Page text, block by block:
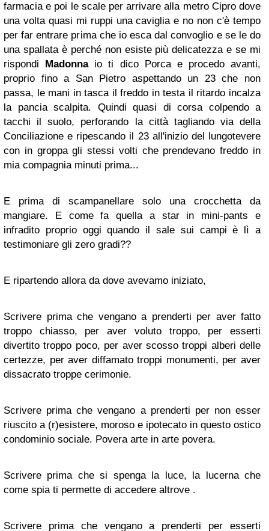
farmacia e poi le scale per arrivare alla metro Cipro dove
una volta quasi mi ruppi una caviglia e no non c'è tempo
per far entrare prima che io esca dal convoglio e se le do
una spallata è perché non esiste più delicatezza e se mi
rispondi Madonnaio ti dico Porca e procedo avanti,
proprio fino a San Pietro aspettando un 23 che non
passa, le mani in tasca il freddo in testa il ritardo incalza
la pancia scalpita. Quindi quasi di corsa colpendo a
tacchi il suolo, perforando la città tagliando via della
Conciliazione e ripescando il 23 all'inizio del lungotevere
con in groppa gli stessi volti che prendevano freddo in
mia compagnia minuti prima...
E prima di scampanellare solo una crocchetta da
mangiare. E come fa quella a star in mini-pants e
infradito proprio oggi quando il sale sui campi è lì a
testimoniare gli zero gradi??
E ripartendo allora da dove avevamo iniziato,
Scrivere prima che vengano a prenderti per aver fatto
troppo chiasso, per aver voluto troppo, per esserti
divertito troppo poco, per aver scosso troppi alberi delle
certezze, per aver diffamato troppi monumenti, per aver
dissacrato troppe cerimonie.
Scrivere prima che vengano a prenderti per non esser
riuscito a (r)esistere, moroso e ipotecato in questo ostico
condominio sociale. Povera arte in arte povera.
Scrivere prima che si spenga la luce, la lucerna che
come spia ti permette di accedere altrove .
Scrivere prima che vengano a prenderti per esserti